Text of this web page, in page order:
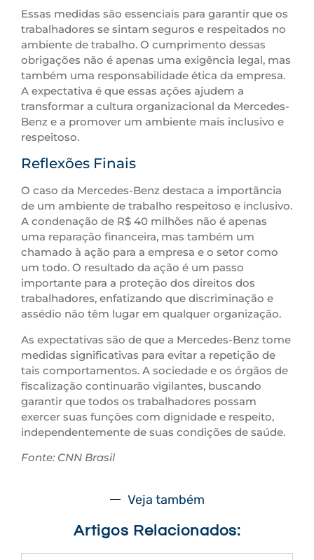
Essas medidas são essenciais para garantir que os
trabalhadores se sintam seguros e respeitados no
ambiente de trabalho. O cumprimento dessas
obrigações não é apenas uma exigência legal, mas
também uma responsabilidade ética da empresa.
A expectativa é que essas ações ajudem a
transformar a cultura organizacional da Mercedes-
Benz e a promover um ambiente mais inclusivo e
respeitoso.
Reflexões Finais
O caso da Mercedes-Benz destaca a importância
de um ambiente de trabalho respeitoso e inclusivo.
A condenação de R$ 40 milhões não é apenas
uma reparação financeira, mas também um
chamado à ação para a empresa e o setor como
um todo. O resultado da ação é um passo
importante para a proteção dos direitos dos
trabalhadores, enfatizando que discriminação e
assédio não têm lugar em qualquer organização.
As expectativas são de que a Mercedes-Benz tome
medidas significativas para evitar a repetição de
tais comportamentos. A sociedade e os órgãos de
fiscalização continuarão vigilantes, buscando
garantir que todos os trabalhadores possam
exercer suas funções com dignidade e respeito,
independentemente de suas condições de saúde.
Fonte: CNN Brasil
Veja também
Artigos Relacionados: